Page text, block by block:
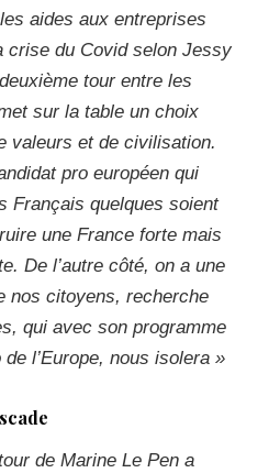
aides aux entreprises
crise du Covid selon Jessy
tour entre les
sur la table un choix
valeurs et de civilisation.
pro européen qui
Français quelques soient
une France forte mais
De l’autre côté, on a une
nos citoyens, recherche
qui avec son programme
l’Europe, nous isolera »
de Marine Le Pen a